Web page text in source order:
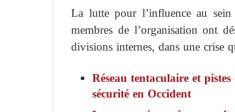
La lutte pour l’influence au sein
membres de l’organisation ont
divisions internes, dans une crise
Réseau tentaculaire et
sécurité en Occident